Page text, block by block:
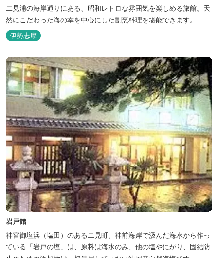
二見浦の海岸通りにある、昭和レトロな雰囲気を楽しめる旅館。天
然にこだわった海の幸を中心にした割烹料理を堪能できます。
伊勢志摩
岩戸館
神宮御塩浜（塩田）のある二見町、神前海岸で汲んだ海水から作っ
ている「岩戸の塩」は、原料は海水のみ、他の塩やにがり、固結防